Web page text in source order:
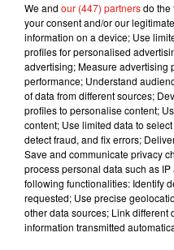
"Ce n'est pas du tout idiot.
et insoupçonnable, avec
un moyen intéressant pour
inconscientes", a réagit
collaborateur de la DGSE,
acceptent même de fournir
contre une rémunération
200 à 300 euros.
Musique
We and our (447) partnersdo the
your consent and/or our
information on a device; Use
profiles for personalised
advertising; Measure advertising
performance; Understand
of data from different sources;
profiles to personalise content;
content; Use limited data to
detect fraud, and fix errors;
Save and communicate privacy
process personal data such as
following functionalities: Identify
requested; Use precise
other data sources; Link different
information transmitted